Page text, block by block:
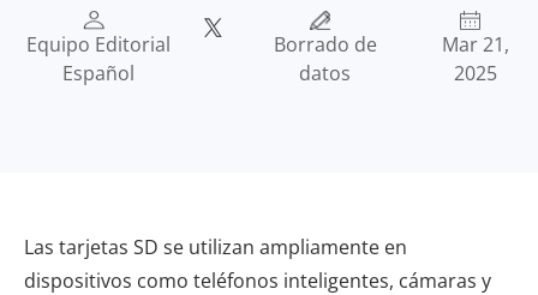
Equipo Editorial
Español
Borrado de
datos
Mar 21,
2025
Las tarjetas SD se utilizan ampliamente en
dispositivos como teléfonos inteligentes, cámaras y